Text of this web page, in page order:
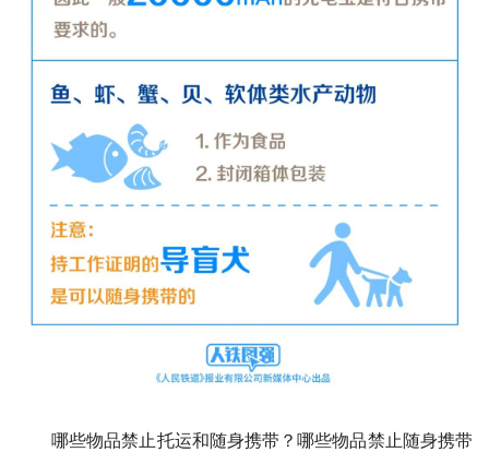
哪些物品禁止托运和随身携带？哪些物品禁止随身携带